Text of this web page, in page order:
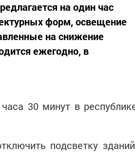
на один час
форм, освещение
на снижение
ежегодно, в
30 минут в
подсветку